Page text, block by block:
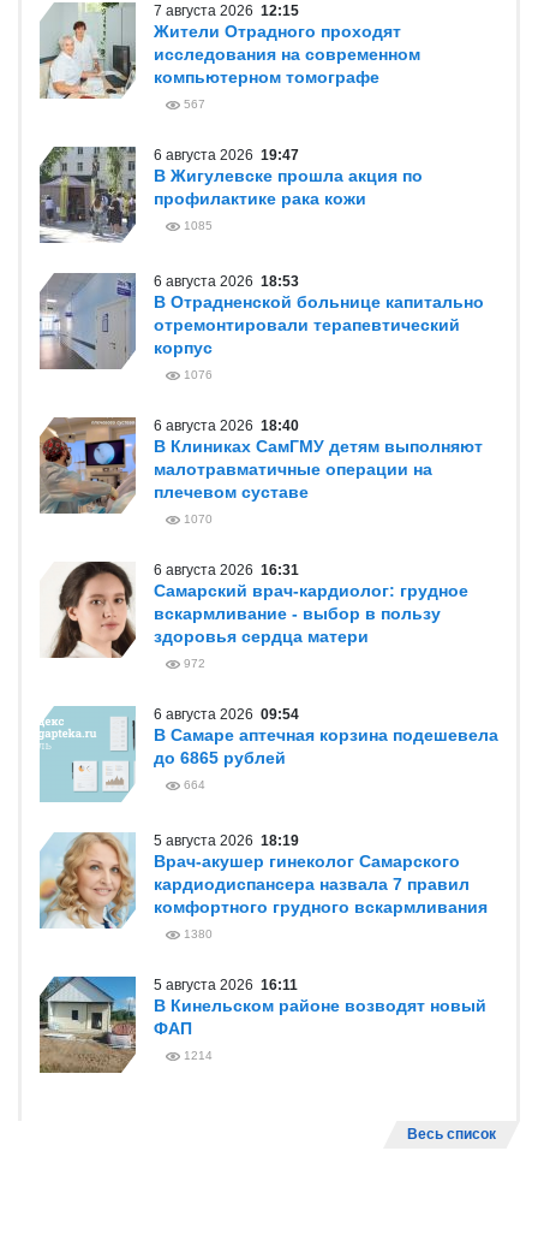
7 августа 2026 12:15
Жители Отрадного проходят
исследования на современном
компьютерном томографе
567
6 августа 2026 19:47
В Жигулевске прошла акция по
профилактике рака кожи
1085
6 августа 2026 18:53
В Отрадненской больнице капитально
отремонтировали терапевтический
корпус
1076
6 августа 2026 18:40
В Клиниках СамГМУ детям выполняют
малотравматичные операции на
плечевом суставе
1070
6 августа 2026 16:31
Самарский врач-кардиолог: грудное
вскармливание - выбор в пользу
здоровья сердца матери
972
6 августа 2026 09:54
В Самаре аптечная корзина подешевела
до 6865 рублей
664
5 августа 2026 18:19
Врач-акушер гинеколог Самарского
кардиодиспансера назвала 7 правил
комфортного грудного вскармливания
1380
5 августа 2026 16:11
В Кинельском районе возводят новый
ФАП
1214
Весь список